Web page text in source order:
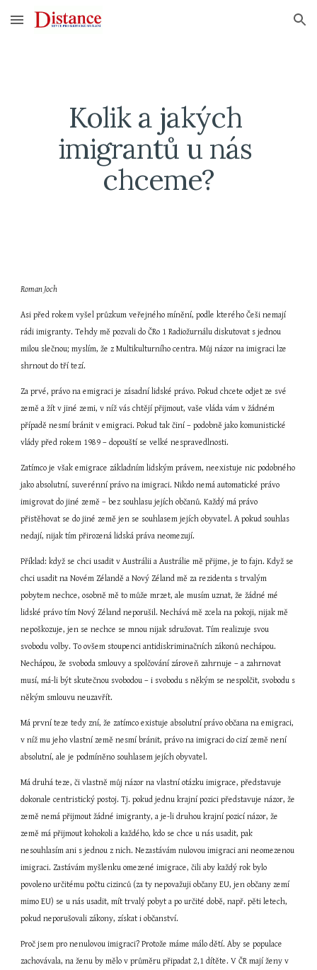
Skip to main content Skip to navigation
Kolik a jakých
imigrantů u nás
chceme?
Roman Joch
Asi před rokem vyšel průzkum veřejného mínění, podle kterého Češi nemají
rádi imigranty. Tehdy mě pozvali do ČRo 1 Radiožurnálu diskutovat s jednou
milou slečnou; myslím, že z Multikulturního centra. Můj názor na imigraci lze
shrnout do tří tezí.
Za prvé, právo na emigraci je zásadní lidské právo. Pokud chcete odjet ze své
země a žít v jiné zemi, v níž vás chtějí přijmout, vaše vláda vám v žádném
případě nesmí bránit v emigraci. Pokud tak činí – podobně jako komunistické
vlády před rokem 1989 – dopouští se velké nespravedlnosti.
Zatímco je však emigrace základním lidským právem, neexistuje nic podobného
jako absolutní, suverénní právo na imigraci. Nikdo nemá automatické právo
imigrovat do jiné země – bez souhlasu jejích občanů. Každý má právo
přistěhovat se do jiné země jen se souhlasem jejích obyvatel. A pokud souhlas
nedají, nijak tím přirozená lidská práva neomezují.
Příklad: když se chci usadit v Austrálii a Austrálie mě přijme, je to fajn. Když se
chci usadit na Novém Zélandě a Nový Zéland mě za rezidenta s trvalým
pobytem nechce, osobně mě to může mrzet, ale musím uznat, že žádné mé
lidské právo tím Nový Zéland neporušil. Nechává mě zcela na pokoji, nijak mě
nepoškozuje, jen se nechce se mnou nijak sdružovat. Tím realizuje svou
svobodu volby. To ovšem stoupenci antidiskriminačních zákonů nechápou.
Nechápou, že svoboda smlouvy a spolčování zároveň zahrnuje – a zahrnovat
musí, má-li být skutečnou svobodou – i svobodu s někým se nespolčit, svobodu s
někým smlouvu neuzavřít.
Má první teze tedy zní, že zatímco existuje absolutní právo občana na emigraci,
v níž mu jeho vlastní země nesmí bránit, právo na imigraci do cizí země není
absolutní, ale je podmíněno souhlasem jejích obyvatel.
Má druhá teze, či vlastně můj názor na vlastní otázku imigrace, představuje
dokonale centristický postoj. Tj. pokud jednu krajní pozici představuje názor, že
země nemá přijmout žádné imigranty, a je-li druhou krajní pozicí názor, že
země má přijmout kohokoli a každého, kdo se chce u nás usadit, pak
nesouhlasím ani s jednou z nich. Nezastávám nulovou imigraci ani neomezenou
imigraci. Zastávám myšlenku omezené imigrace, čili aby každý rok bylo
povoleno určitému počtu cizinců (za ty nepovažuji občany EU, jen občany zemí
mimo EU) se u nás usadit, mít trvalý pobyt a po určité době, např. pěti letech,
pokud neporušovali zákony, získat i občanství.
Proč jsem pro nenulovou imigraci? Protože máme málo dětí. Aby se populace
zachovávala, na ženu by mělo v průměru připadat 2,1 dítěte. V ČR mají ženy v